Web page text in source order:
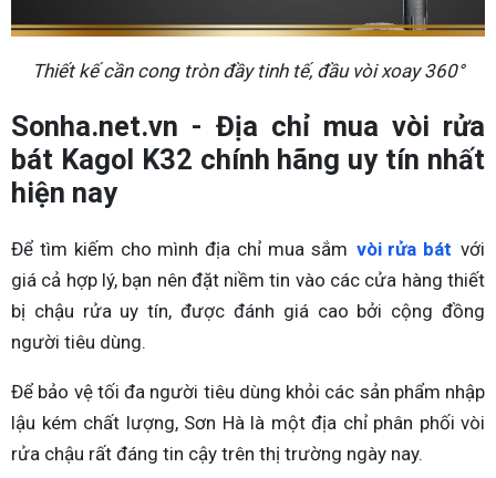
Thiết kế cần cong tròn đầy tinh tế, đầu vòi xoay 360°
Sonha.net.vn - Địa chỉ mua vòi rửa
bát Kagol K32 chính hãng uy tín nhất
hiện nay
Để tìm kiếm cho mình địa chỉ mua sắm vòi rửa bát với
giá cả hợp lý, bạn nên đặt niềm tin vào các cửa hàng thiết
bị chậu rửa uy tín, được đánh giá cao bởi cộng đồng
người tiêu dùng.
Để bảo vệ tối đa người tiêu dùng khỏi các sản phẩm nhập
lậu kém chất lượng, Sơn Hà là một địa chỉ phân phối vòi
rửa chậu rất đáng tin cậy trên thị trường ngày nay.